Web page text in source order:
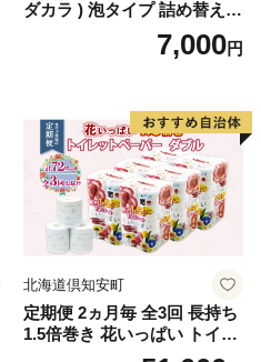
ダカラ ) 泡タイプ 詰め替え 4
40ml×4袋 ボディーソープ 泡
ボディソープ 泡 日用品 消耗
泡石鹸 石鹸 兵庫 兵庫県 小野
7,000円
北海道倶知安町
定期便 2ヵ月毎 全3回 長持ち
1.5倍巻き 花いっぱい トイレ
ットペーパー ダブル 45ｍ 計